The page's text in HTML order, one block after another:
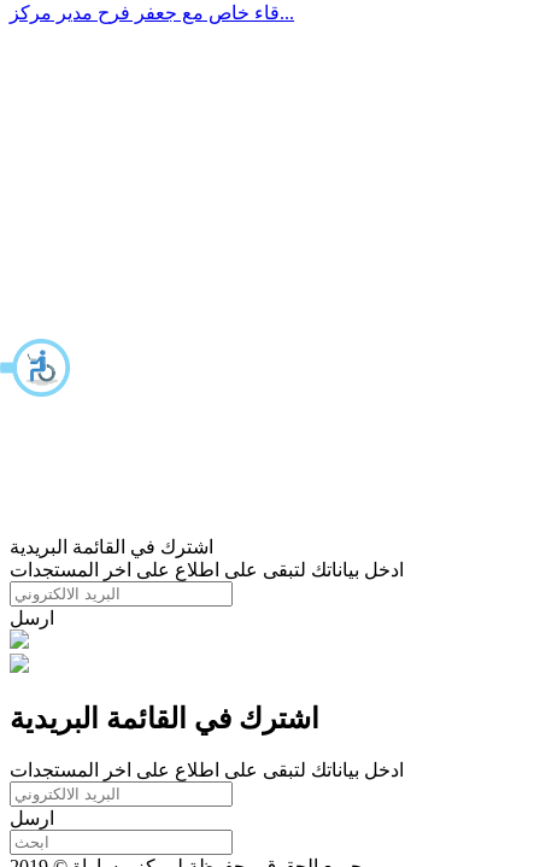
قاء خاص مع جعفر فرح مدير مركز...
اشترك في القائمة البريدية
ادخل بياناتك لتبقى على اطلاع على اخر المستجدات
ارسل
اشترك في القائمة البريدية
ادخل بياناتك لتبقى على اطلاع على اخر المستجدات
ارسل